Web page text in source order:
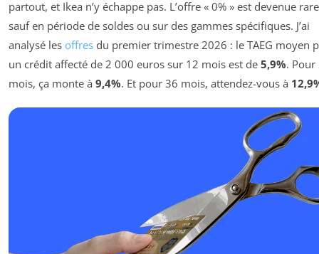
partout, et Ikea n’y échappe pas. L’offre « 0% » est devenue
sauf en période de soldes ou sur des gammes spécifiques. J’ai
analysé les offres du premier trimestre 2026 : le TAEG moyen
un crédit affecté de 2 000 euros sur 12 mois est de 5,9%. Pour
mois, ça monte à 9,4%. Et pour 36 mois, attendez-vous à